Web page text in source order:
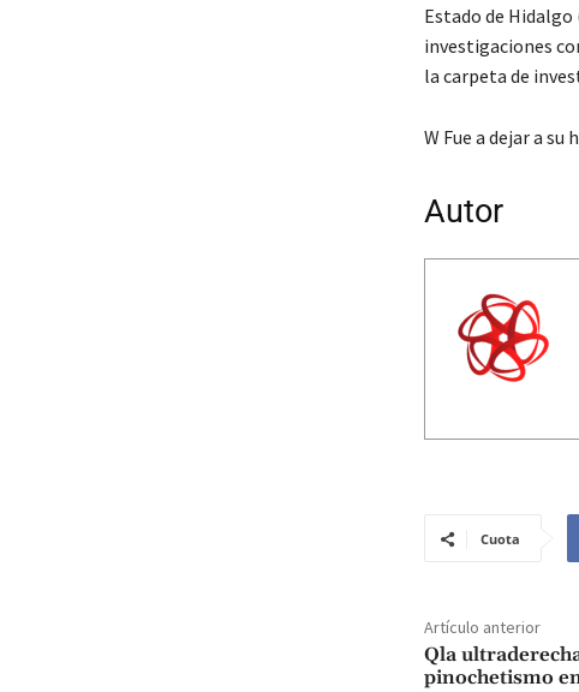
Estado de
investigaciones
la carpeta de
W Fue a dejar a su
Autor
Cuota
Artículo anterior
Qla
pinochetismo